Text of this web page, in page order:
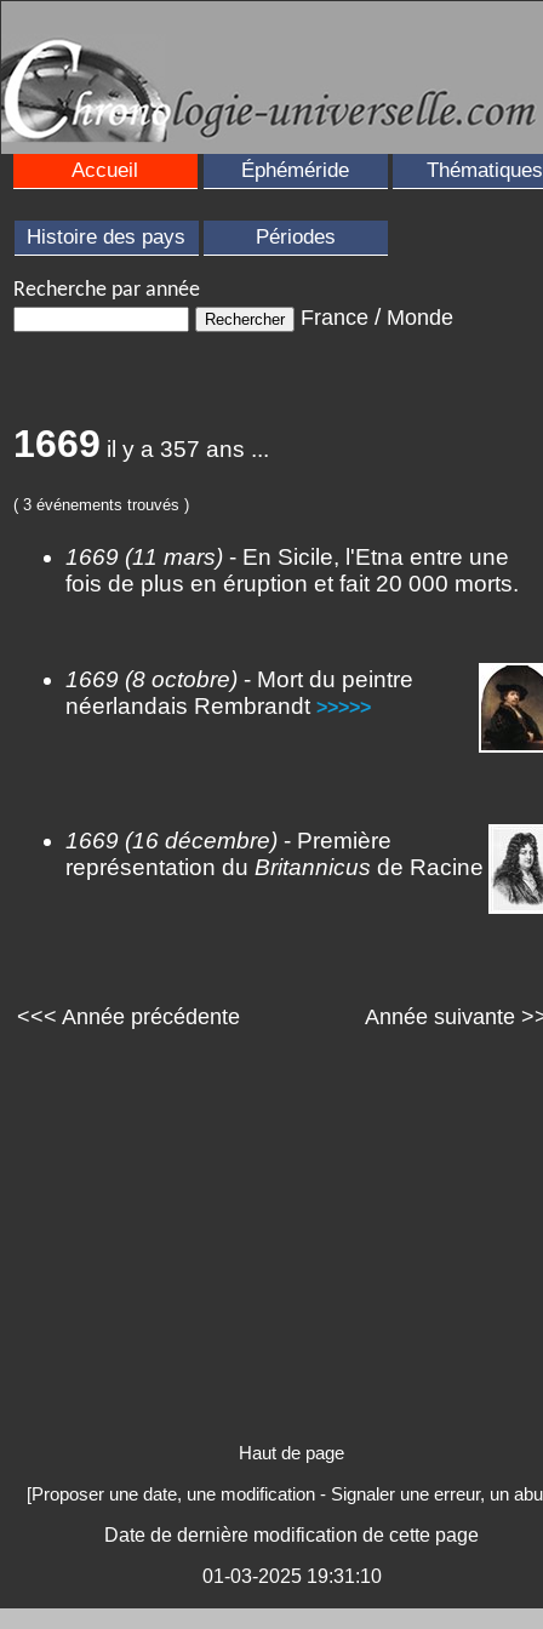
Accueil Éphéméride Thématiques
Histoire des pays Périodes
Recherche par année
France / Monde
1669 il y a 357 ans ...
( 3 événements trouvés )
1669 (11 mars) - En Sicile, l'Etna entre une
fois de plus en éruption et fait 20 000 morts.
1669 (8 octobre) - Mort du peintre
néerlandais Rembrandt >>>>>
1669 (16 décembre) - Première
représentation du Britannicus de Racine
<<< Année précédente Année suivante
Haut de page
[Proposer une date, une modification - Signaler une erreur, un
Date de dernière modification de cette page
01-03-2025 19:31:10